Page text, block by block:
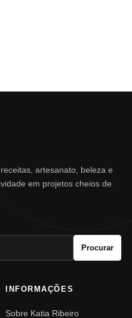
artesanato, beleza e
em projetos cheios de
Procurar
INFORMAÇÕES
Sobre Katia Ribeiro